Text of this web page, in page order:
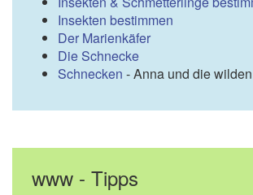
Insekten bestimmen
Der Marienkäfer
Die Schnecke
Schnecken - Anna und die
www - Tipps